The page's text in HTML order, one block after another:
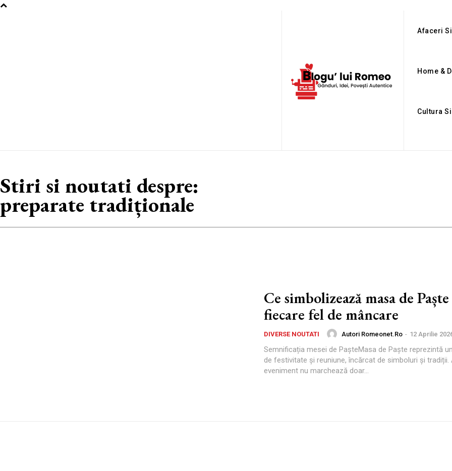
Afaceri
Home &
Cultura
Stiri si noutati despre:
preparate tradiționale
Ce simbolizează masa de
fiecare fel de mâncare
DIVERSE NOUTATI Autori Romeonet.ro - 12 Aprilie
Semnificația mesei de PașteMasa de Paște reprezintă
de festivitate și reuniune, încărcat de simboluri și tradiții.
eveniment nu marchează doar...